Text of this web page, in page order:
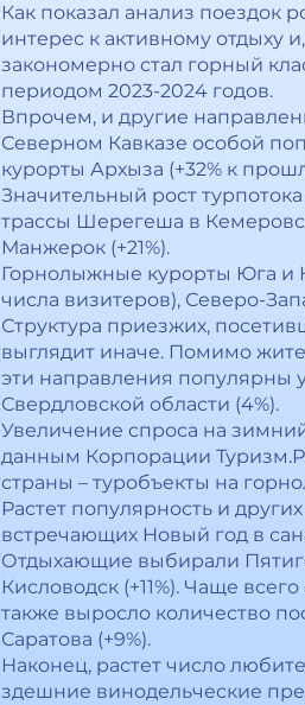
Как показал анализ поездок
интерес к активному отдыху
закономерно стал горный
периодом 2023-2024 годов.
Впрочем, и другие
Северном Кавказе особой
курорты Архыза (+32% к
Значительный рост
трассы Шерегеша в
Манжерок (+21%).
Горнолыжные курорты Юга и
числа визитеров), Северо-
Структура приезжих,
выглядит иначе. Помимо
эти направления популярны
Свердловской области (4%).
Увеличение спроса на
данным Корпорации
страны – туробъекты на
Растет популярность и
встречающих Новый год в
Отдыхающие выбирали
Кисловодск (+11%). Чаще
также выросло количество
Саратова (+9%).
Наконец, растет число
здешние винодельческие